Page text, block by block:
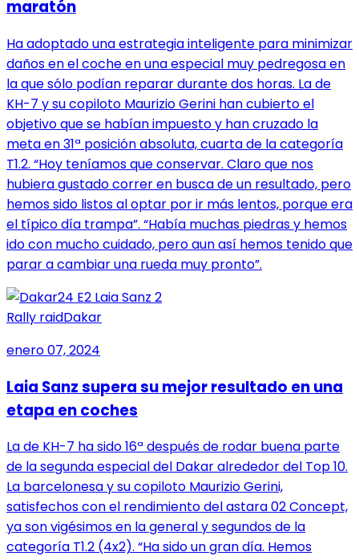
maratón
Ha adoptado una estrategia inteligente para minimizar
daños en el coche en una especial muy pedregosa en
la que sólo podían reparar durante dos horas. La de
KH-7 y su copiloto Maurizio Gerini han cubierto el
objetivo que se habían impuesto y han cruzado la
meta en 31ª posición absoluta, cuarta de la categoría
T1.2. “Hoy teníamos que conservar. Claro que nos
hubiera gustado correr en busca de un resultado, pero
hemos sido listos al optar por ir más lentos, porque era
el típico día trampa”. “Había muchas piedras y hemos
ido con mucho cuidado, pero aun así hemos tenido que
parar a cambiar una rueda muy pronto”.
Rally raidDakar
enero 07, 2024
Laia Sanz supera su mejor resultado en una
etapa en coches
La de KH-7 ha sido 16ª después de rodar buena parte
de la segunda especial del Dakar alrededor del Top 10.
La barcelonesa y su copiloto Maurizio Gerini,
satisfechos con el rendimiento del astara 02 Concept,
ya son vigésimos en la general y segundos de la
categoría T1.2 (4x2). “Ha sido un gran día. Hemos